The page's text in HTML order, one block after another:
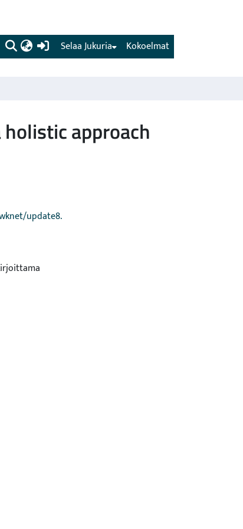
(current) Kokoelmat
Selaa Jukuria
approach
update8.